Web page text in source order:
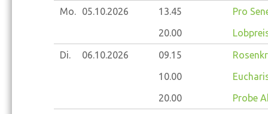
Mo. 05.10.2026 13.45
Pro
20.00
Di. 06.10.2026 09.15
10.00
20.00
Probe